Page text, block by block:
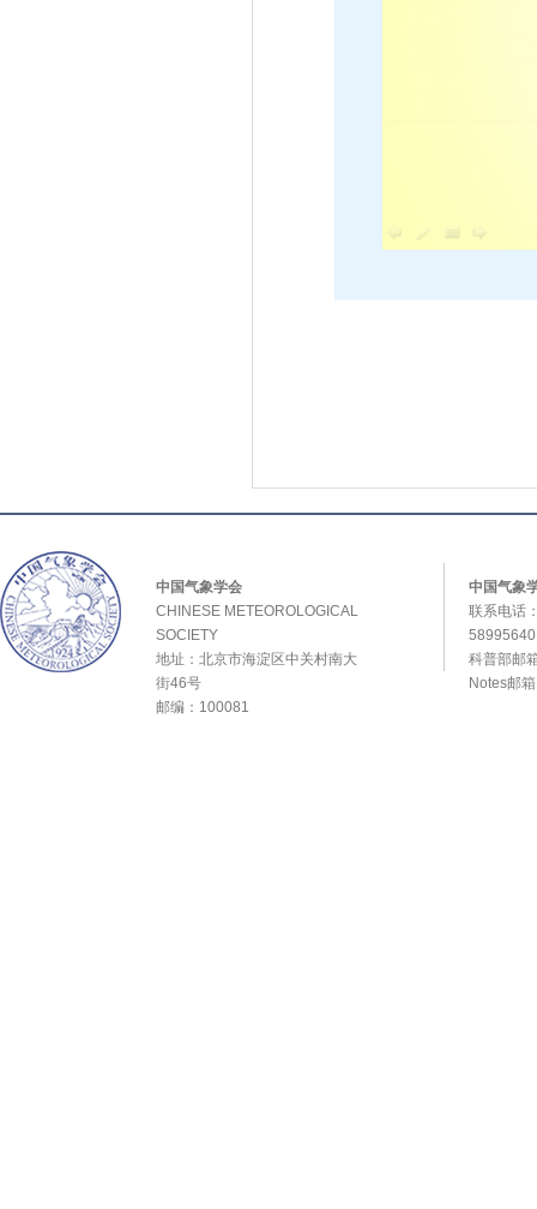
中国气象学会
CHINESE METEOROLOGICAL
SOCIETY
地址：北京市海淀区中关村南大
街46号
邮编：100081
中国气象
联系电话
科普部邮
Notes邮